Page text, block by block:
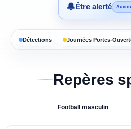
🔔Être alerté
Détections Journées Portes-
Repères
Football masculin